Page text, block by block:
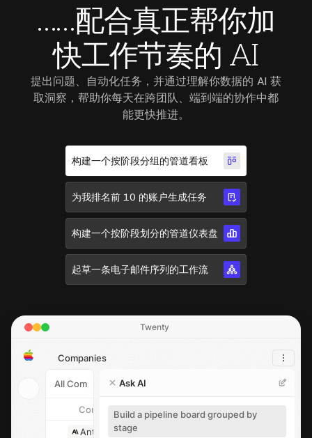
……配合真正帮你加
快工作节奏的 AI
提出问题、自动化任务，并通过理解你数据的 AI 获
取洞察，帮助你每天在跨团队、端到端的协作中都
能更快推进。
构建一个按阶段分组的管道看板
为我排名前 10 的账户生成任务
构建一个按阶段划分的管道仪表盘
起草一条电子邮件序列的工作流
Twenty
Companies
All Companies 9
Companies
Anthropic
Ask AI
Build a pipeline board grouped by
stage